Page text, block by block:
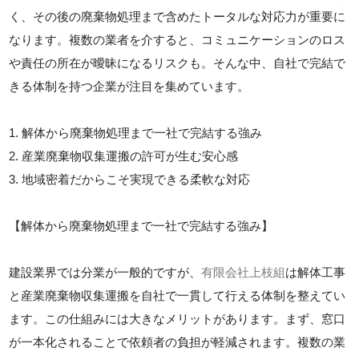
く、その後の廃棄物処理まで含めたトータルな対応力が重要に
なります。複数の業者を介すると、コミュニケーションのロス
や責任の所在が曖昧になるリスクも。そんな中、自社で完結で
きる体制を持つ企業が注目を集めています。
1. 解体から廃棄物処理まで一社で完結する強み
2. 産業廃棄物収集運搬の許可が生む安心感
3. 地域密着だからこそ実現できる柔軟な対応
【解体から廃棄物処理まで一社で完結する強み】
建設業界では分業が一般的ですが、有限会社上枝組は解体工事
と産業廃棄物収集運搬を自社で一貫して行える体制を整えてい
ます。この仕組みには大きなメリットがあります。まず、窓口
が一本化されることで依頼者の負担が軽減されます。複数の業